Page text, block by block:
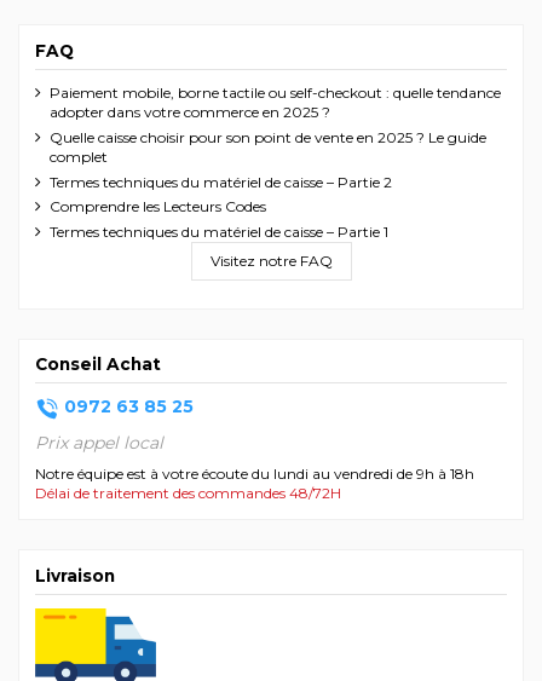
FAQ
Paiement mobile, borne tactile ou self-checkout : quelle tendance
adopter dans votre commerce en 2025 ?
Quelle caisse choisir pour son point de vente en 2025 ? Le guide
complet
Termes techniques du matériel de caisse – Partie 2
Comprendre les Lecteurs Codes
Termes techniques du matériel de caisse – Partie 1
Visitez notre FAQ
Conseil Achat
0972 63 85 25
Prix appel local
Notre équipe est à votre écoute du lundi au vendredi de 9h à 18h
Délai de traitement des commandes 48/72H
Livraison